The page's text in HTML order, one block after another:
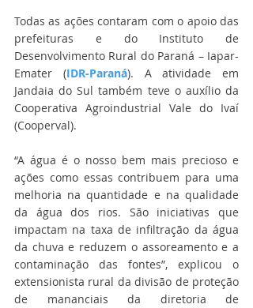
Todas as ações contaram com o apoio das
prefeituras e do Instituto de
Desenvolvimento Rural do Paraná – Iapar-
Emater (IDR-Paraná). A atividade em
Jandaia do Sul também teve o auxílio da
Cooperativa Agroindustrial Vale do Ivaí
(Cooperval).
“A água é o nosso bem mais precioso e
ações como essas contribuem para uma
melhoria na quantidade e na qualidade
da água dos rios. São iniciativas que
impactam na taxa de infiltração da água
da chuva e reduzem o assoreamento e a
contaminação das fontes”, explicou o
extensionista rural da divisão de proteção
de mananciais da diretoria de